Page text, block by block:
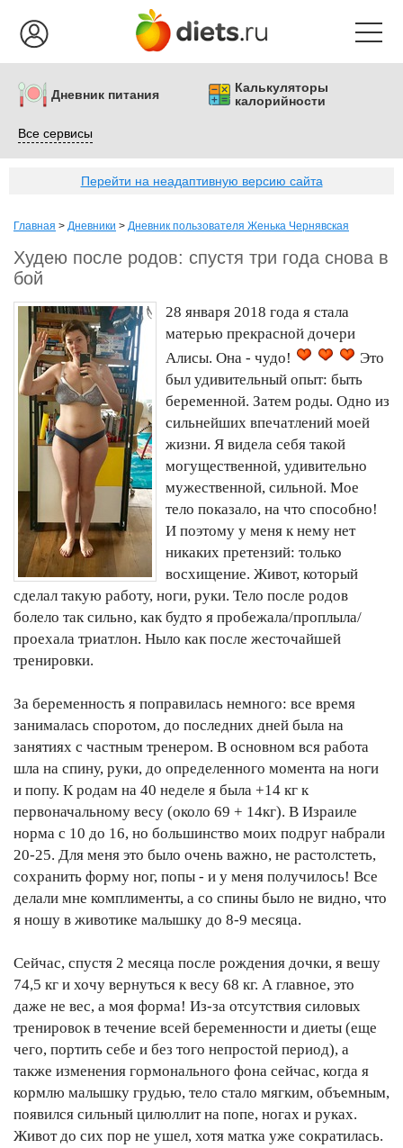
Дневник питания
Калькуляторы
калорийности
Все сервисы
Перейти на неадаптивную версию сайта
Главная > Дневники > Дневник пользователя Женька Чернявская
Худею после родов: спустя три года снова в
бой
28 января 2018 года я стала
матерью прекрасной дочери
Алисы. Она - чудо!
Это
был удивительный опыт: быть
беременной. Затем роды. Одно из
сильнейших впечатлений моей
жизни. Я видела себя такой
могущественной, удивительно
мужественной, сильной. Мое
тело показало, на что способно!
И поэтому у меня к нему нет
никаких претензий: только
восхищение. Живот, который
сделал такую работу, ноги, руки. Тело после родов
болело так сильно, как будто я пробежала/проплыла/
проехала триатлон. Ныло как после жесточайшей
тренировки.
За беременность я поправилась немного: все время
занималась споротом, до последних дней была на
занятиях с частным тренером. В основном вся работа
шла на спину, руки, до определенного момента на ноги
и попу. К родам на 40 неделе я была +14 кг к
первоначальному весу (около 69 + 14кг). В Израиле
норма с 10 до 16, но большинство моих подруг набрали
20-25. Для меня это было очень важно, не растолстеть,
сохранить форму ног, попы - и у меня получилось! Все
делали мне комплименты, а со спины было не видно, что
я ношу в животике малышку до 8-9 месяца.
Сейчас, спустя 2 месяца после рождения дочки, я вешу
74,5 кг и хочу вернуться к весу 68 кг. А главное, это
даже не вес, а моя форма! Из-за отсутствия силовых
тренировок в течение всей беременности и диеты (еще
чего, портить себе и без того непростой период), а
также изменения гормонального фона сейчас, когда я
кормлю малышку грудью, тело стало мягким, объемным,
появился сильный цилюллит на попе, ногах и руках.
Живот до сих пор не ушел, хотя матка уже сократилась.